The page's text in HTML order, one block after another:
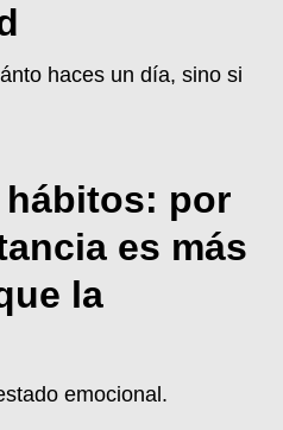
haces un día, sino si
por
es más
la
emocional.